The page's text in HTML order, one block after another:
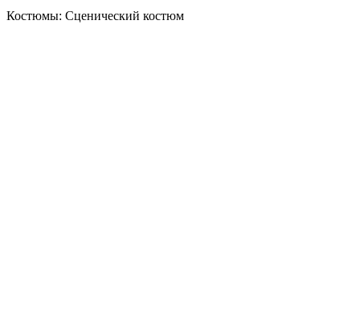
Костюмы: Сценический костюм